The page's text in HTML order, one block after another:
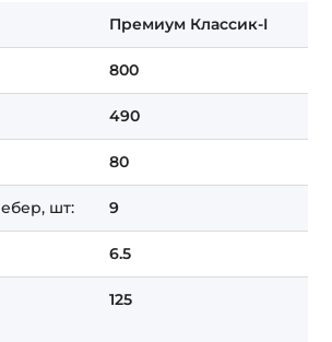
Премиум Классик-I
800
490
80
шт: 9
6.5
125